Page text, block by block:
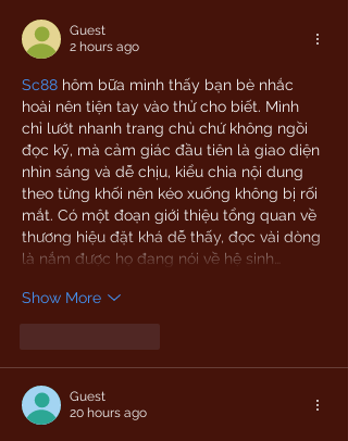
Guest
2 hours ago
Sc88 hôm bữa mình thấy bạn bè nhắc
hoài nên tiện tay vào thử cho biết. Mình
chỉ lướt nhanh trang chủ chứ không ngồi
đọc kỹ, mà cảm giác đầu tiên là giao diện
nhìn sáng và dễ chịu, kiểu chia nội dung
theo từng khối nên kéo xuống không bị rối
mắt. Có một đoạn giới thiệu tổng quan về
thương hiệu đặt khá dễ thấy, đọc vài dòng
là nắm được họ đang nói về hệ sinh…
Show More
Guest
20 hours ago